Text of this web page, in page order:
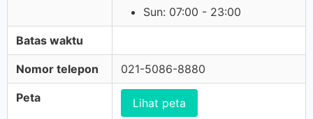
Sun: 07:00 - 23:00
Batas waktu
Nomor telepon 021-5086-8880
Peta Lihat peta